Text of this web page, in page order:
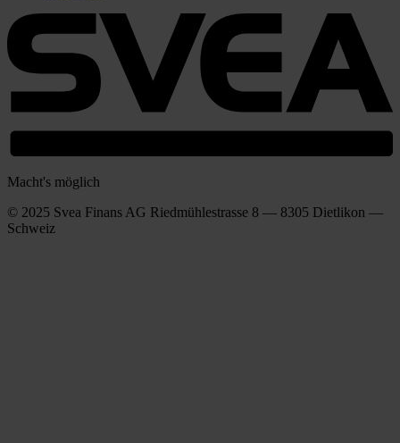
Macht's möglich
© 2025 Svea Finans AG Riedmühlestrasse 8 — 8305 Dietlikon —
Schweiz